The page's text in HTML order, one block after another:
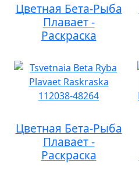
Цветная Бета-Рыба
Плавает -
Раскраска
Цветная Бета-Рыба
Плавает -
Раскраска